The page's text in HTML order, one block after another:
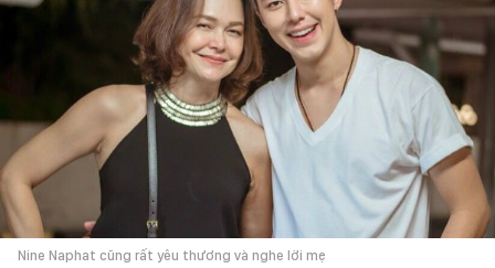
Nine Naphat cũng rất yêu thương và nghe lời mẹ